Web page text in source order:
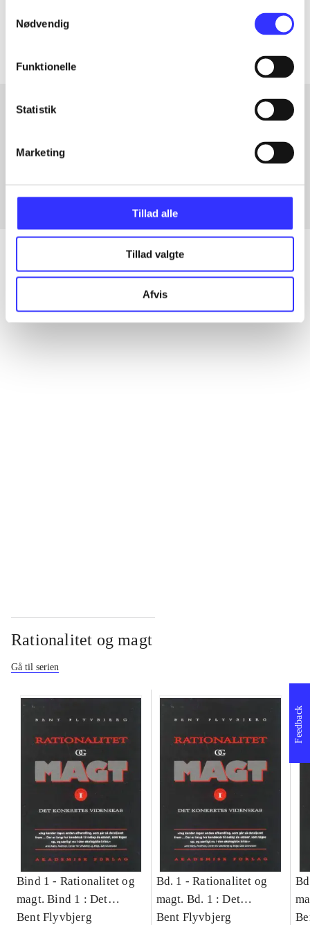
Nødvendig
Funktionelle
Statistik
Marketing
Tillad alle
Tillad valgte
Afvis
Artiklerne i
Fra
Alle registrerede artikler fordelt på udgivelser
Rationalitet og magt
Gå til serien
Bind 1 - Rationalitet og
magt. Bind 1 : Det
konkretes videnskab
Bent Flyvbjerg
Bd. 1 -Rationalitet og
magt. Bd. 1 : Det
konkretes videnskab
Bent Flyvbjerg
Feedback